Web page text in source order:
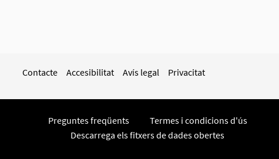
Contacte Accesibilitat Avís legal Privacitat
Preguntes freqüents
Termes i condicions d'ús
Descarrega els fitxers de dades obertes